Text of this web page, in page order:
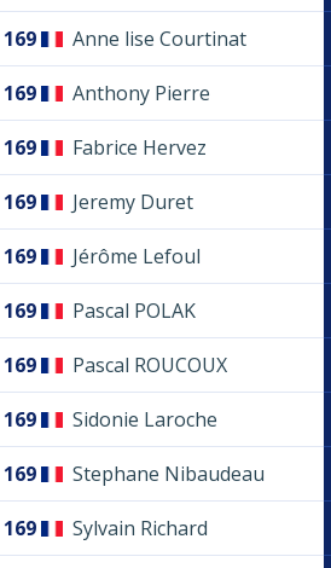
169 Anne lise Courtinat
169 Anthony Pierre
169 Fabrice Hervez
169 Jeremy Duret
169 Jérôme Lefoul
169 Pascal POLAK
169 Pascal ROUCOUX
169 Sidonie Laroche
169 Stephane Nibaudeau
169 Sylvain Richard